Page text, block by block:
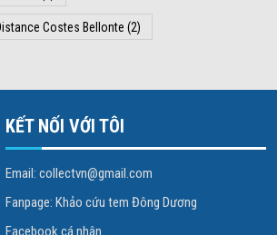
Costes Bellonte (2)
KẾT NỐI VỚI TÔI
Email: collectvn@gmail.com
Fanpage: Khảo cứu tem Đông Dương
Facebook cá nhân